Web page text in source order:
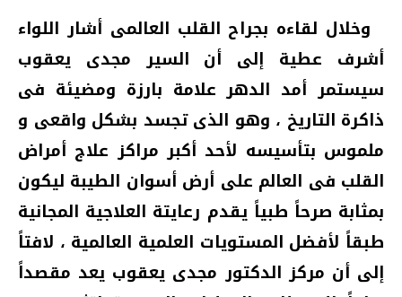
وخلال لقاءه بجراح القلب العالمى أشار اللواء
أشرف عطية إلى أن السير مجدى يعقوب
سيستمر أمد الدهر علامة بارزة ومضيئة فى
ذاكرة التاريخ ، وهو الذى تجسد بشكل واقعى و
ملموس بتأسيسه لأحد أكبر مراكز علاج أمراض
القلب فى العالم على أرض أسوان الطيبة ليكون
بمثابة صرحاً طبياً يقدم رعايتة العلاجية المجانية
طبقاً لأفضل المستويات العلمية العالمية ، لافتاً
إلى أن مركز الدكتور مجدى يعقوب يعد مقصداً